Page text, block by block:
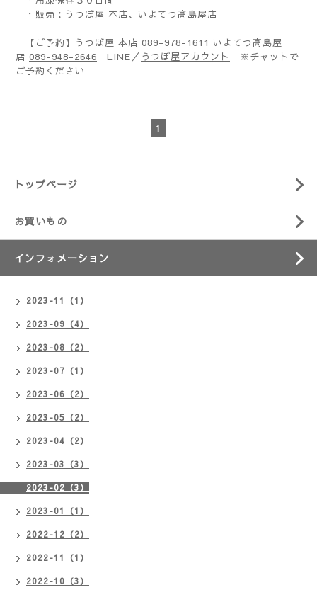
・販売：うつぼ屋 本店、いよてつ髙島屋店
【ご予約】うつぼ屋 本店 089-978-1611 いよてつ髙島屋
店 089-948-2646 LINE／ うつぼ屋アカウント
※チャットで
ご予約ください
1
トップページ
お買いもの
インフォメーション
2023-11（1）
2023-09（4）
2023-08（2）
2023-07（1）
2023-06（2）
2023-05（2）
2023-04（2）
2023-03（3）
2023-02（3）
2023-01（1）
2022-12（2）
2022-11（1）
2022-10（3）